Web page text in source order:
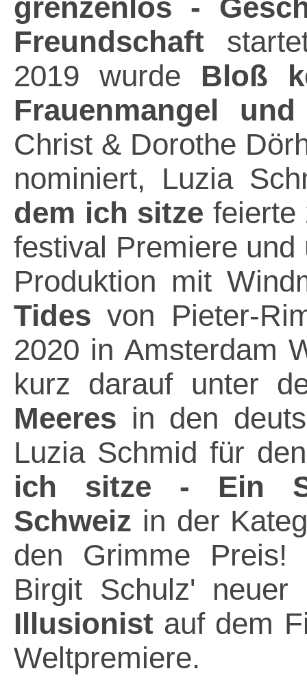
grenzenlos -
Freundschaft
2019 wurde Bloß
Frauenmangel
Christ & Dorothe
nominiert, Luzia
dem ich sitze feierte
festival Premiere
Produktion mit
Tidesvon Pieter-
2020 in Amsterdam
kurz darauf unter
Meeres in den
Luzia Schmid für
ich sitze - Ein
Schweiz in der
den Grimme
Birgit Schulz' neuer
Illusionist auf dem
Weltpremiere.